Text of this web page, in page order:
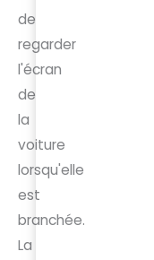
de
regarder
l'écran
de
la
voiture
lorsqu'elle
est
branchée.
La